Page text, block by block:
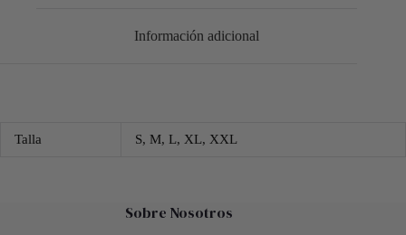
Información adicional
Talla S, M, L, XL, XXL
Sobre Nosotros